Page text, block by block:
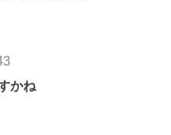
かね